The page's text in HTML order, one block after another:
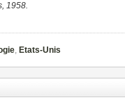
1958.
, Etats-Unis